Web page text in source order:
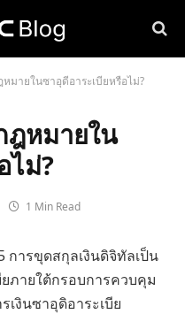
มายในซาอุดีอาระเบียหรือไม่?
ฎหมายใน
ไม่?
1 Min Read
การขุดสกุลเงินดิจิทัลเป็น
ภายใต้กรอบการควบคุม
งินซาอุดิอาระเบีย